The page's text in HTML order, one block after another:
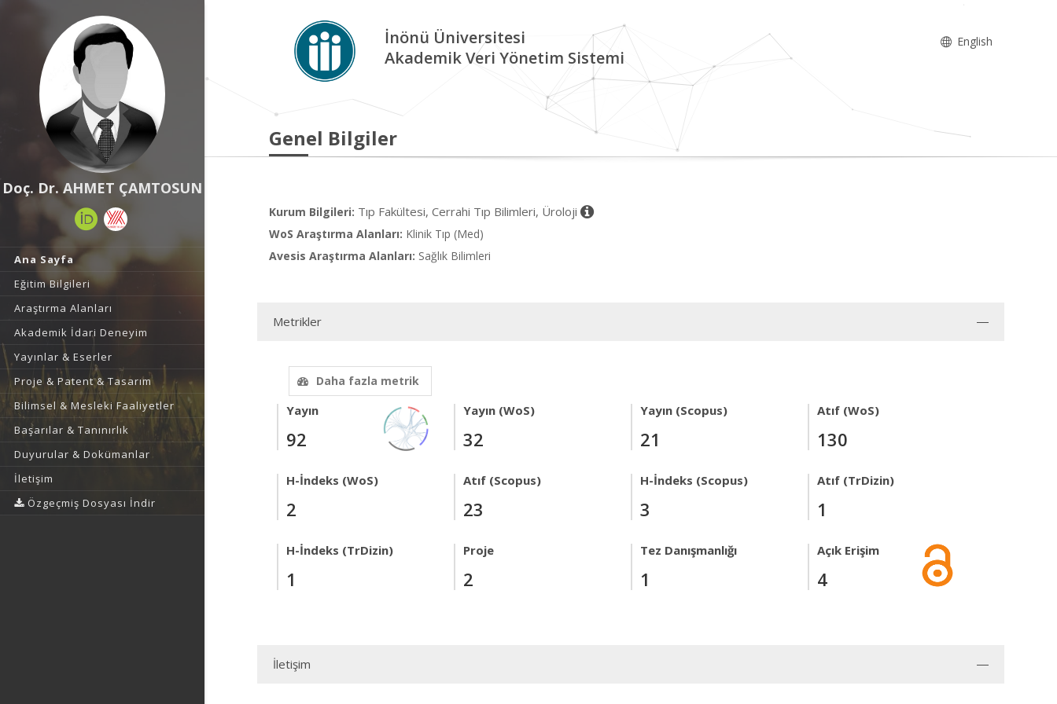
Doç. Dr. AHMET ÇAMTOSUN
Ana Sayfa
Eğitim Bilgileri
Araştırma Alanları
Akademik İdari Deneyim
Yayınlar & Eserler
Proje & Patent & Tasarım
Bilimsel & Mesleki Faaliyetler
Başarılar & Tanınırlık
Duyurular & Dokümanlar
İletişim
Özgeçmiş Dosyası İndir
İnönü Üniversitesi
Akademik Veri Yönetim Sistemi
English
Genel Bilgiler
Kurum Bilgileri: Tıp Fakültesi, Cerrahi Tıp Bilimleri, Üroloji
WoS Araştırma Alanları: Klinik Tıp (Med)
Avesis Araştırma Alanları: Sağlık Bilimleri
Metrikler
Daha fazla metrik
Yayın
92
Yayın (WoS)
32
Yayın (Scopus)
21
Atıf (WoS)
130
H-İndeks (WoS)
2
Atıf (Scopus)
23
H-İndeks (Scopus)
3
Atıf (TrDizin)
1
H-İndeks (TrDizin)
1
Proje
2
Tez Danışmanlığı
1
Açık Erişim
4
İletişim